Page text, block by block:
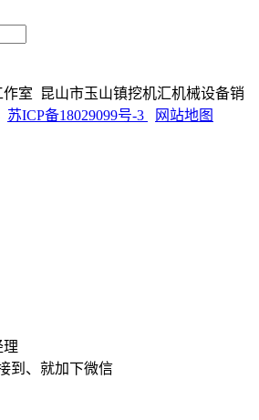
室 昆山市玉山镇挖机汇机械设备销
苏ICP备18029099号-3 网站地图
理
到、就加下微信